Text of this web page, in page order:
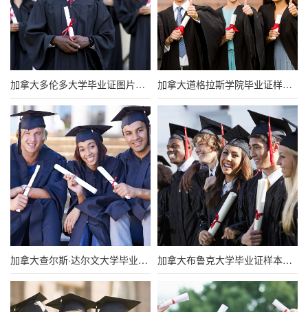
加拿大多伦多大学毕业证图片（原版定制） 加拿大道格拉斯学院毕业证样本（原版定制）
加拿大查尔斯·达尔文大学毕业证图片（高清样本） 加拿大布鲁克大学毕业证样本（原版定制）